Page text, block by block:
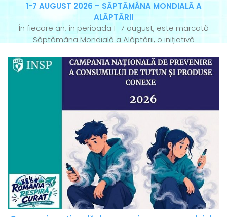
1-7 AUGUST 2026 – SĂPTĂMÂNA MONDIALĂ A
ALĂPTĂRII
În fiecare an, în perioada 1–7 august, este marcată
Săptămâna Mondială a Alăptării, o inițiativă